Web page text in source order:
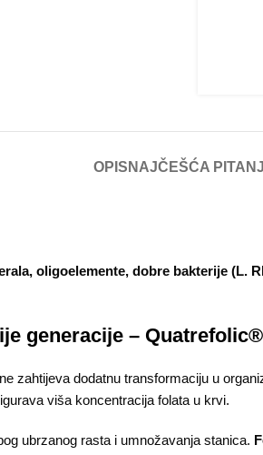
OPIS NAJČEŠĆA
oligoelemente, dobre bakterije (L.
generacije – Quatrefolic®
zahtijeva dodatnu transformaciju u
viša koncentracija folata u krvi.
ubrzanog rasta i umnožavanja stanica.